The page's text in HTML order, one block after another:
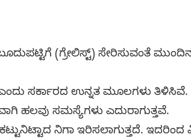
(ಗ್ರೇಲಿಸ್ಟ್) ಸೇರಿಸುವಂತೆ
ಸರ್ಕಾರದ ಉನ್ನತ ಮೂಲಗಳು ತಿಳಿಸಿವೆ.
ಹಲವು ಸಮಸ್ಯೆಗಳು ಎದುರಾಗುತ್ತವೆ.
ನಿಗಾ ಇರಿಸಲಾಗುತ್ತದೆ.